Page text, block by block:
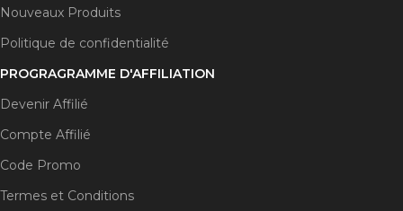
Nouveaux Produits
Politique de confidentialité
PROGRAGRAMME D'AFFILIATION
Devenir Affilié
Compte Affilié
Code Promo
Termes et Conditions